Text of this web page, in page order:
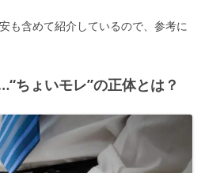
も含めて紹介しているので、参考に
ちょいモレ”の正体とは？